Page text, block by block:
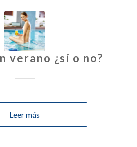
verano ¿sí o no?
Leer más